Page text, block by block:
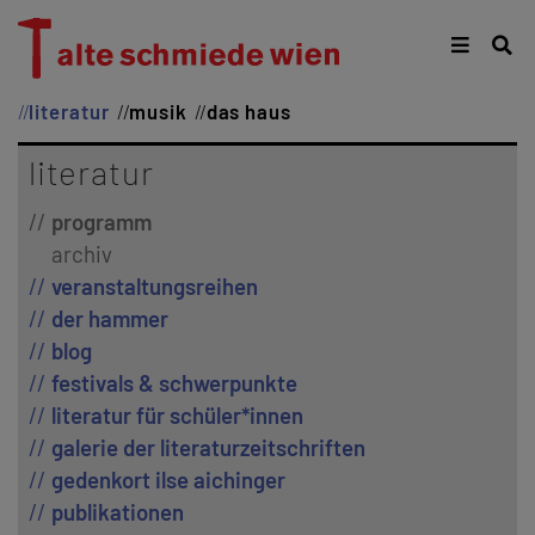
literatur musik das haus
literatur
programm
archiv
veranstaltungsreihen
der hammer
blog
festivals & schwerpunkte
literatur für schüler*innen
galerie der literaturzeitschriften
gedenkort ilse aichinger
publikationen